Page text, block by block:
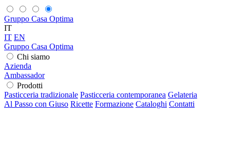
Gruppo Casa Optima
IT
IT EN
Gruppo Casa Optima
Chi siamo
Azienda
Ambassador
Prodotti
Pasticceria tradizionale Pasticceria contemporanea Gelateria
Al Passo con Giuso Ricette Formazione Cataloghi Contatti